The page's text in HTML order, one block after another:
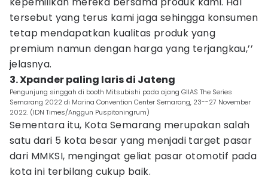
tersebut yang terus kami jaga sehingga konsumen
tetap mendapatkan kualitas produk yang
premium namun dengan harga yang terjangkau,’’
jelasnya.
3. Xpander paling laris di Jateng
Pengunjung singgah di booth Mitsubishi pada ajang GIIAS The Series
Semarang 2022 di Marina Convention Center Semarang, 23--27 November
2022. (IDN Times/Anggun Puspitoningrum)
Sementara itu, Kota Semarang merupakan salah
satu dari 5 kota besar yang menjadi target pasar
dari MMKSI, mengingat geliat pasar otomotif pada
kota ini terbilang cukup baik.